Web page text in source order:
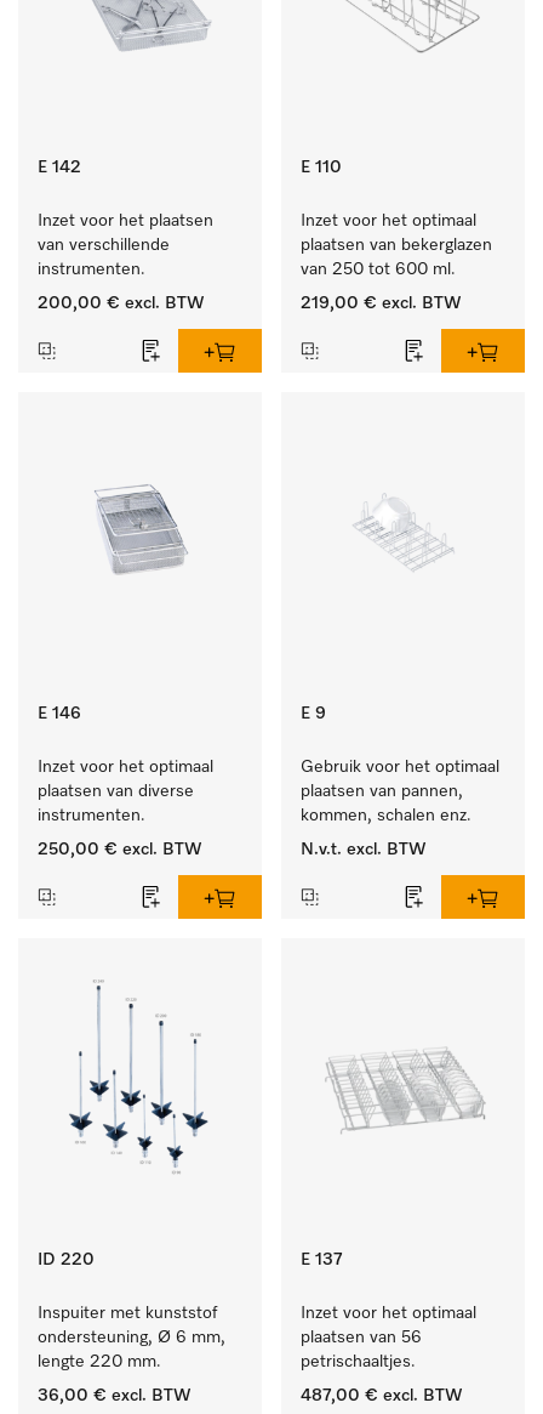
E 142
Inzet voor het plaatsen
van verschillende
instrumenten.
200,00 € excl. BTW
E 110
Inzet voor het optimaal
plaatsen van bekerglazen
van 250 tot 600 ml.
219,00 € excl. BTW
E 146
Inzet voor het optimaal
plaatsen van diverse
instrumenten.
250,00 € excl. BTW
E 9
Gebruik voor het optimaal
plaatsen van pannen,
kommen, schalen enz.
N.v.t. excl. BTW
ID 220
Inspuiter met kunststof
ondersteuning, Ø 6 mm,
lengte 220 mm.
36,00 € excl. BTW
E 137
Inzet voor het optimaal
plaatsen van 56
petrischaaltjes.
487,00 € excl. BTW